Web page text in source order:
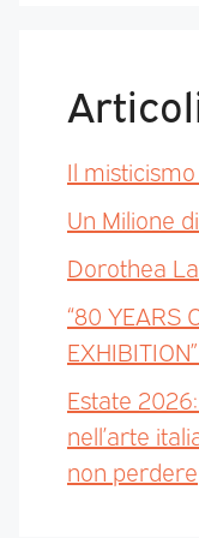
Il
Un Milione
Dorothea
“80 YEARS
Estate
nell’arte
non perdere